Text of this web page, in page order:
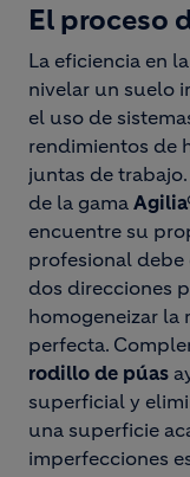
El proceso
La eficiencia en
nivelar un suelo
el uso de
rendimientos de
juntas de
de la gama
encuentre su
profesional debe
dos direcciones
homogeneizar la
perfecta.
rodillo de púas
superficial y
una superficie
imperfecciones